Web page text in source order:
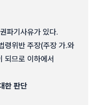
파기사유가 있다.
령위반 주장(주장 가.와
되므로 이하에서
한 판단